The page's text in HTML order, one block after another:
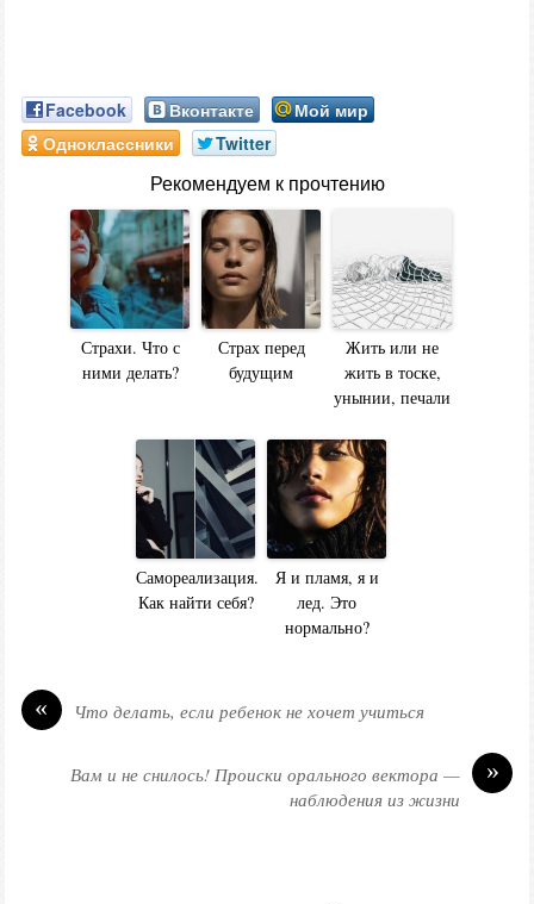
Facebook Вконтакте
Мой мир
Одноклассники
Twitter
Рекомендуем к прочтению
Страхи. Что с
ними делать?
Страх перед
будущим
Жить или не
жить в тоске,
унынии, печали
Самореализация.
Как найти себя?
Я и пламя, я и
лед. Это
нормально?
« Что делать, если ребенок не хочет учиться
»
Вам и не снилось! Происки орального вектора —
наблюдения из жизни